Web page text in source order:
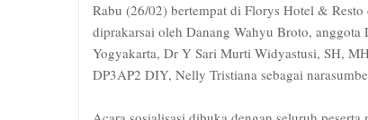
Rabu (26/02) bertempat di Florys Hotel & Resto
diprakarsai oleh Danang Wahyu Broto,
Yogyakarta, Dr Y Sari Murti Widyastusi, SH,
DP3AP2 DIY, Nelly Tristiana sebagai